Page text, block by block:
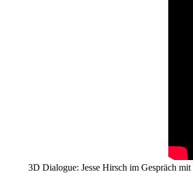
3D Dialogue: Jesse Hirsch im Gespräch